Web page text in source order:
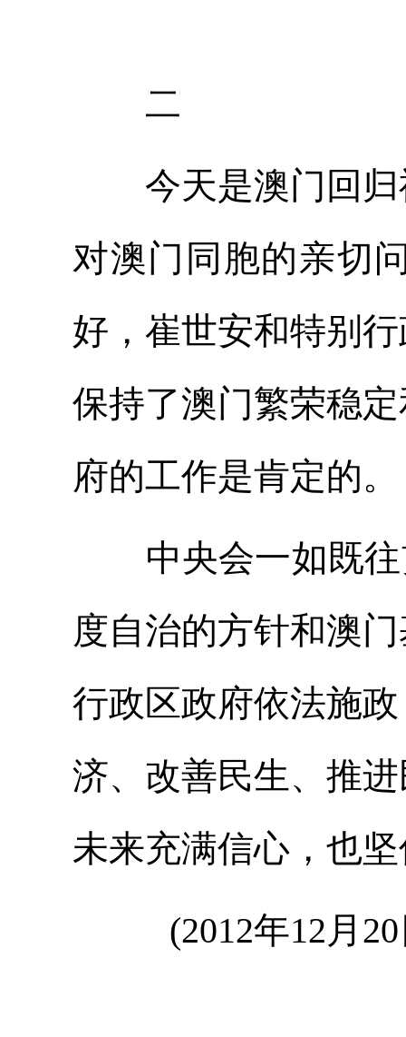
二
今天是澳门回归
对澳门同胞的亲切
好，崔世安和特别
保持了澳门繁荣稳
府的工作是肯定的。
中央会一如既往
度自治的方针和澳
行政区政府依法施
济、改善民生、推
未来充满信心，也
(2012年12月20